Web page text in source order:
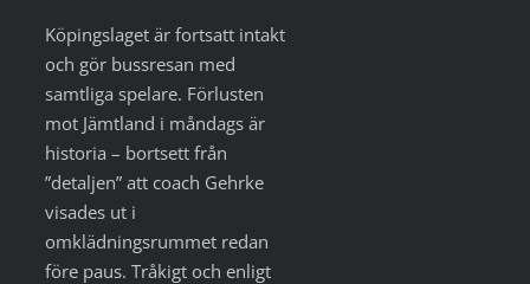
Köpingslaget är fortsatt intakt
och gör bussresan med
samtliga spelare. Förlusten
mot Jämtland i måndags är
historia – bortsett från
”detaljen” att coach Gehrke
visades ut i
omklädningsrummet redan
före paus. Tråkigt och enligt